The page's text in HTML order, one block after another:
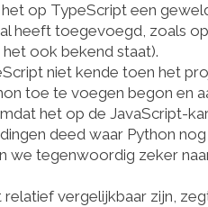
op TypeScripteen
heeft toegevoegd, zoals
ook bekend staat).
niet kende toen het
toe te voegen begon en
het op de JavaScript-kar
deed waar Python
we tegenwoordig zeker
vergelijkbaar zijn,